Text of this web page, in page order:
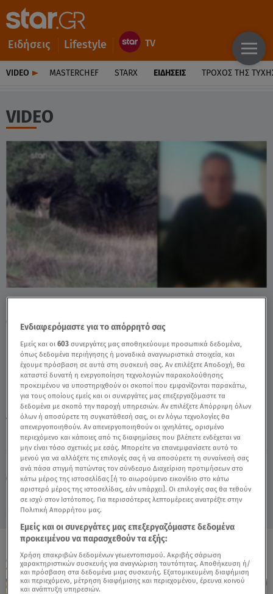
Ειδήσεις Lifestyle
VIDEO MASTERCHEF STARX ΕΙΔΉΣΕΙΣ ΤΡΟΧΌΣ ΤΗΣ
VIDEO
Παρασκευή 7 Αυγούστου 2026
23.01.26, 22:47 ΕΛΛΑΔΑ
Θεσσαλονίκης - Video
TAGS: ΛΥΚΟΙ ΘΕΣΣΑΛΟΝΙΚΗ
ΟΛΑ ΤΑ ΒΙΝΤΕΟ
Ενδιαφερόμαστε για το απόρρητό σας
Εμείς και οι603 συνεργάτες μας αποθηκεύουμε προσωπικά δεδομένα,
όπως δεδομένα περιήγησης ή μοναδικά αναγνωριστικά στοιχεία, και
έχουμε πρόσβαση σε αυτά στη συσκευή σας. Αν επιλέξετε Αποδοχή, θα
καταστεί δυνατή η ενεργοποίηση τεχνολογιών παρακολούθησης
προκειμένου να υποστηριχθούν οι σκοποί που εμφανίζονται παρακάτω,
για τους οποίους εμείς και οι συνεργάτες μας επεξεργαζόμαστε τα
δεδομένα με σκοπό την παροχή υπηρεσιών. Αν επιλέξετε Απόρριψη όλων
όλων ή αποσύρετε τη συγκατάθεσή σας, οι εν λόγω τεχνολογίες θα
απενεργοποιηθούν. Αν απενεργοποιηθούν οι ιχνηλάτες, ορισμένο
περιεχόμενο και κάποιες από τις διαφημίσεις που βλέπετε ενδέχεται να
μην είναι τόσο σχετικές με εσάς. Μπορείτε να επανεμφανίσετε αυτό το
μενού για να αλλάξετε τις επιλογές σας ή να αποσύρετε τη συναίνεσή σας
ανά πάσα στιγμή πατώντας τον σύνδεσμο Διαχείριση προτιμήσεων στο
κάτω μέρος της ιστοσελίδας [ή το αιωρούμενο εικονίδιο στο κάτω
αριστερό μέρος της ιστοσελίδας, εάν υπάρχει]. Οι επιλογές σας θα τεθούν
σε ισχύ στον Ιστότοπος. Για περισσότερες λεπτομέρειες ανατρέξτε στην
Πολιτική Απορρήτου μας.
Εμείς και οι συνεργάτες μας επεξεργαζόμαστε δεδομένα
προκειμένου να παρασχεθούν τα εξής:
Χρήση επακριβών δεδομένων γεωεντοπισμού. Ακριβής σάρωση
χαρακτηριστικών συσκευής για αναγνώριση ταυτότητας. Αποθήκευση ή/
και πρόσβαση στα δεδομένα μιας συσκευής. Εξατομικευμένη διαφήμιση
και περιεχόμενο, μέτρηση διαφήμισης και περιεχομένου, έρευνα κοινού
και ανάπτυξη υπηρεσιών.